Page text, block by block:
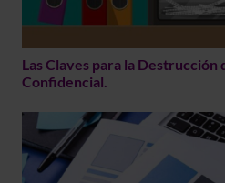
Las Claves para la Destrucción
Confidencial.